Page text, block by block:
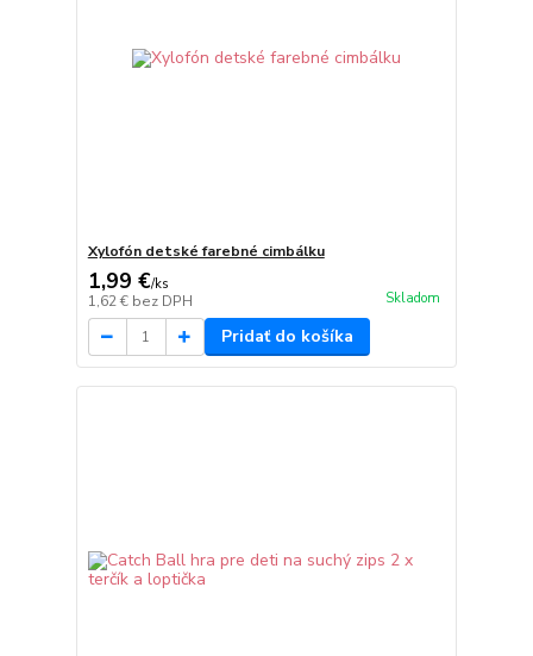
Xylofón detské farebné cimbálku
1,99 €/ks
1,62 € bez DPH Skladom
Pridať do košíka